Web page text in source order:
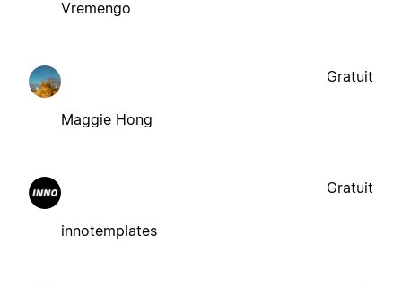
Vremengo
Maggie Hong
Gratuit
innotemplates
Gratuit